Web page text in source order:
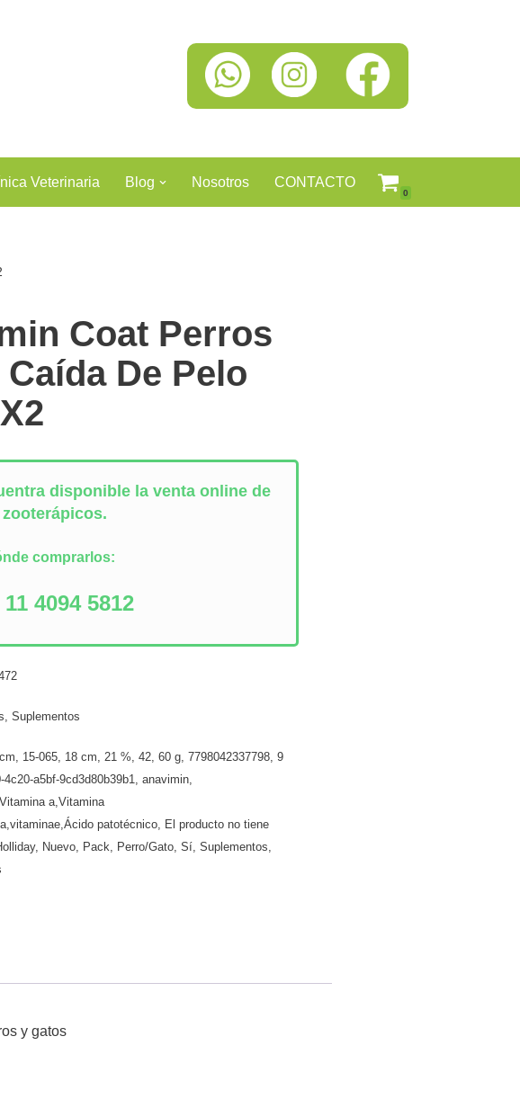
Veterinaria Blog Nosotros CONTACTO
0
Coat Perros
De Pelo
disponible la venta online de
comprarlos:
4094 5812
,Suplementos
, 15-065, 18 cm,21 %,42,60 g,7798042337798,9
4c20-a5bf-9cd3d80b39b1,anavimin,
a,Vitamina
patotécnico, El producto no tiene
, Nuevo, Pack, Perro/Gato,Sí,Suplementos,
y gatos